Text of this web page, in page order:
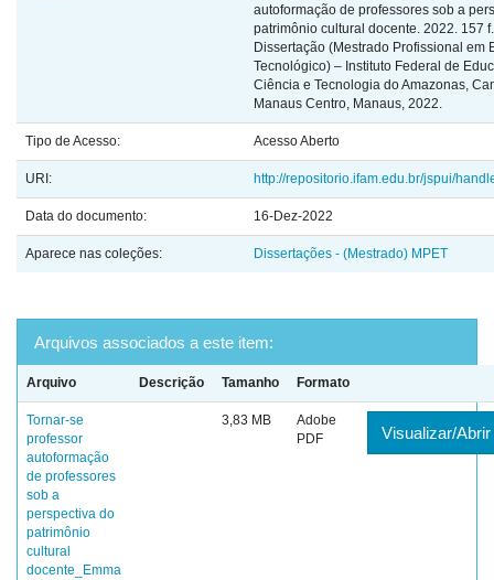
autoformação de professores sob a
patrimônio cultural docente. 2022. 157 f.
Dissertação (Mestrado Profissional em
Tecnológico) – Instituto Federal de
Ciência e Tecnologia do Amazonas,
Manaus Centro, Manaus, 2022.
Tipo de Acesso: Acesso Aberto
URI: http://repositorio.ifam.edu.br/jspui/
Data do documento: 16-Dez-2022
Aparece nas coleções: Dissertações - (Mestrado) MPET
Arquivos associados a este item:
Arquivo Descrição Tamanho Formato
Tornar-se
professor
autoformação
de professores
sob a
perspectiva do
patrimônio
cultural
docente_Emma
3,83 MB
Adobe
PDF
Visualizar/Abrir